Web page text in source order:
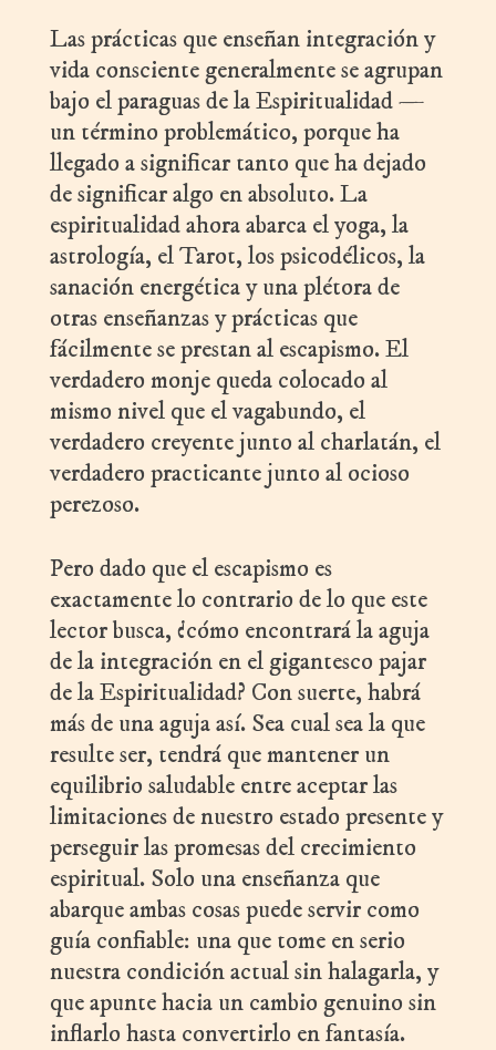
Las prácticas que enseñan integración y
vida consciente generalmente se agrupan
bajo el paraguas de la Espiritualidad —
un término problemático, porque ha
llegado a significar tanto que ha dejado
de significar algo en absoluto. La
espiritualidad ahora abarca el yoga, la
astrología, el Tarot, los psicodélicos, la
sanación energética y una plétora de
otras enseñanzas y prácticas que
fácilmente se prestan al escapismo. El
verdadero monje queda colocado al
mismo nivel que el vagabundo, el
verdadero creyente junto al charlatán, el
verdadero practicante junto al ocioso
perezoso.
Pero dado que el escapismo es
exactamente lo contrario de lo que este
lector busca, ¿cómo encontrará la aguja
de la integración en el gigantesco pajar
de la Espiritualidad? Con suerte, habrá
más de una aguja así. Sea cual sea la que
resulte ser, tendrá que mantener un
equilibrio saludable entre aceptar las
limitaciones de nuestro estado presente y
perseguir las promesas del crecimiento
espiritual. Solo una enseñanza que
abarque ambas cosas puede servir como
guía confiable: una que tome en serio
nuestra condición actual sin halagarla, y
que apunte hacia un cambio genuino sin
inflarlo hasta convertirlo en fantasía.